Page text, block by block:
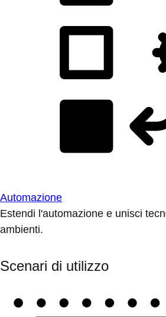
Automazione
Estendi l'automazione e unisci
ambienti.
Scenari di utilizzo